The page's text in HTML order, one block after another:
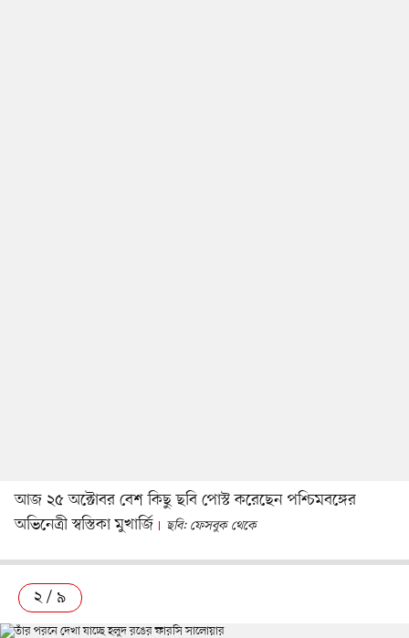
আজ ২৫ অক্টোবর বেশ কিছু ছবি পোস্ট করেছেন পশ্চিমবঙ্গের
অভিনেত্রী স্বস্তিকা মুখার্জি
ছবি: ফেসবুক থেকে
২ / ৯